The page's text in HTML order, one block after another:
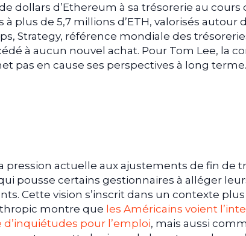
dollars d’Ethereum à sa trésorerie au cours
à plus de 5,7 millions d’ETH, valorisés autour
Strategy, référence mondiale des
à aucun nouvel achat. Pour Tom Lee, la
pas en cause ses perspectives à long terme.
pression actuelle aux ajustements de fin de
pousse certains gestionnaires à alléger
Cette vision s’inscrit dans un contexte
montre que les Américains voient
pour l’emploi, mais aussi